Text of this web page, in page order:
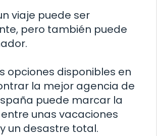
viaje puede ser
pero también puede
opciones disponibles en
la mejor agencia de
puede marcar la
unas vacaciones
un desastre total.